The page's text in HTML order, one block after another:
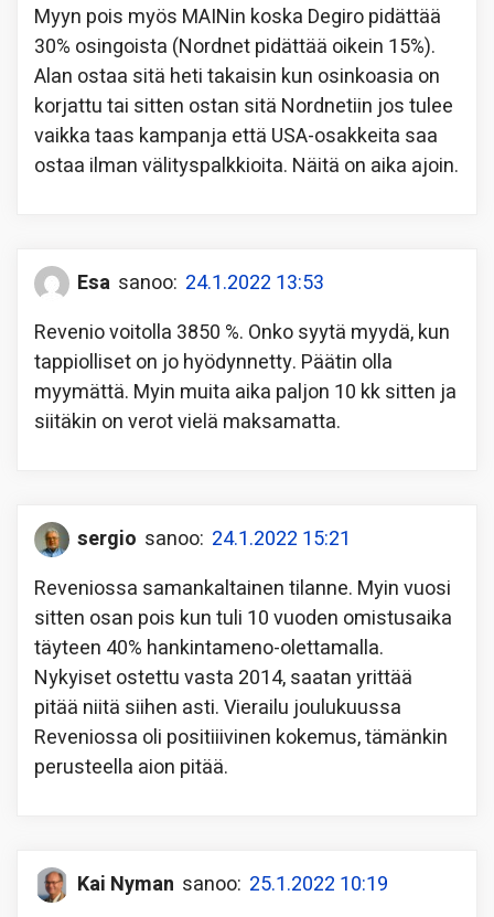
Myyn pois myös MAINin koska Degiro pidättää
30% osingoista (Nordnet pidättää oikein 15%).
Alan ostaa sitä heti takaisin kun osinkoasia on
korjattu tai sitten ostan sitä Nordnetiin jos tulee
vaikka taas kampanja että USA-osakkeita saa
ostaa ilman välityspalkkioita. Näitä on aika ajoin.
Esa sanoo: 24.1.2022 13:53
Revenio voitolla 3850 %. Onko syytä myydä, kun
tappiolliset on jo hyödynnetty. Päätin olla
myymättä. Myin muita aika paljon 10 kk sitten ja
siitäkin on verot vielä maksamatta.
sergio sanoo: 24.1.2022 15:21
Reveniossa samankaltainen tilanne. Myin vuosi
sitten osan pois kun tuli 10 vuoden omistusaika
täyteen 40% hankintameno-olettamalla.
Nykyiset ostettu vasta 2014, saatan yrittää
pitää niitä siihen asti. Vierailu joulukuussa
Reveniossa oli positiiivinen kokemus, tämänkin
perusteella aion pitää.
Kai Nyman sanoo: 25.1.2022 10:19